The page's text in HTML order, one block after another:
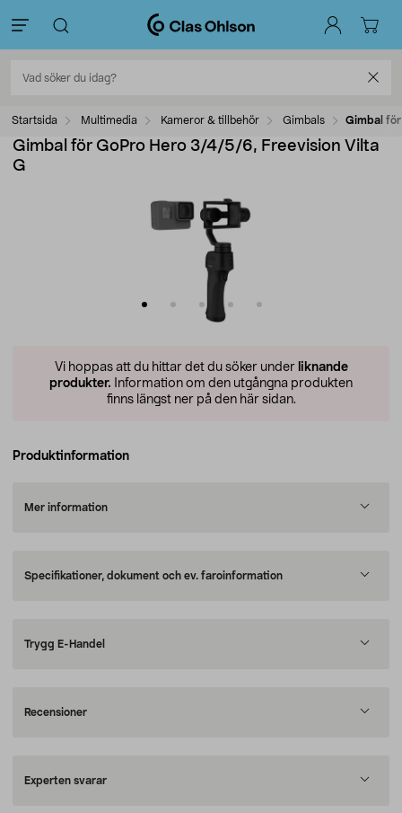
Startsida Multimedia Kameror & tillbehör Gimbals Gimbal
Gimbal för GoPro Hero 3/4/5/6, Freevision Vilta
G
Vi hoppas att du hittar det du söker under liknande
produkter. Information om den utgångna produkten
finns längst ner på den här sidan.
Produktinformation
Mer information
Specifikationer, dokument och ev. faroinformation
Trygg E-Handel
Recensioner
Experten svarar